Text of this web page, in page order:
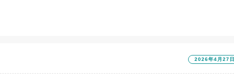
2026年4月27日